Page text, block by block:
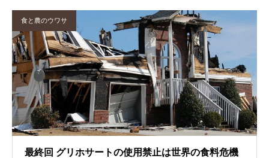
食と農のウワサ
最終回 グリホサートの使用禁止は世界の食料危機